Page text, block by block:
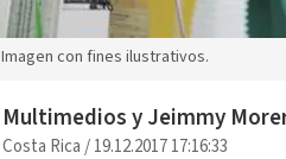
Imagen con fines ilustrativos.
Multimedios y Jeimmy
Costa Rica/19.12.2017 17:16:33